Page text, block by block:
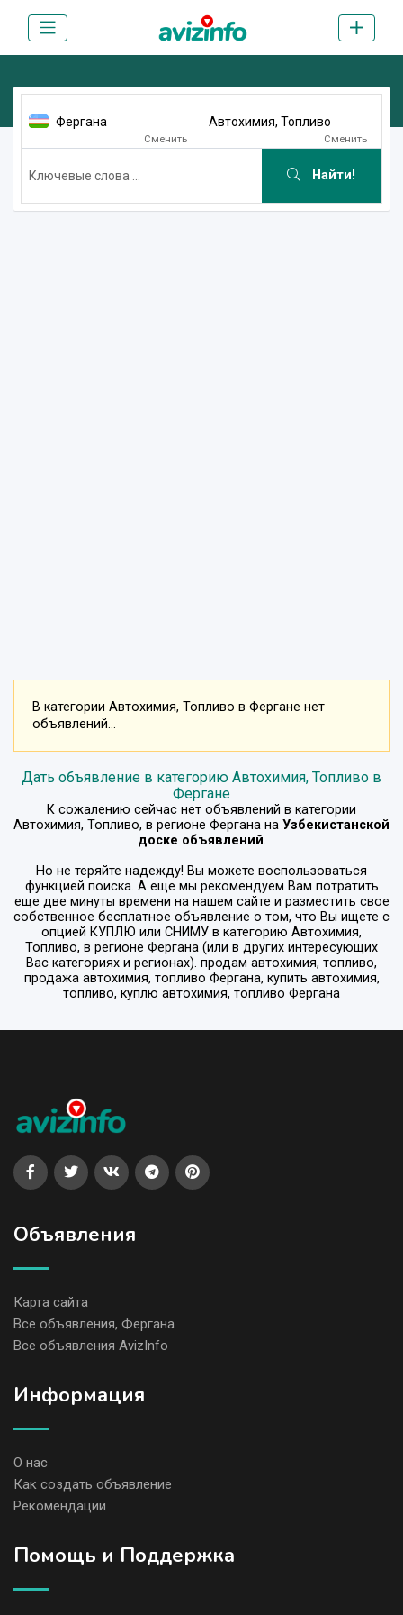
Фергана
Сменить
Автохимия, Топливо
Сменить
Найти!
В категории Автохимия, Топливо в Фергане нет
объявлений...
Дать объявление в категорию Автохимия, Топливо в
Фергане
К сожалению сейчас нет объявлений в категории
Автохимия, Топливо, в регионе Фергана на Узбекистанской
доске объявлений.
Но не теряйте надежду! Вы можете воспользоваться
функцией поиска. А еще мы рекомендуем Вам потратить
еще две минуты времени на нашем сайте и разместить свое
собственное бесплатное объявление о том, что Вы ищете с
опцией КУПЛЮ или СНИМУ в категорию Автохимия,
Топливо, в регионе Фергана (или в других интересующих
Вас категориях и регионах). продам автохимия, топливо,
продажа автохимия, топливо Фергана, купить автохимия,
топливо, куплю автохимия, топливо Фергана
Объявления
Карта сайта
Все объявления, Фергана
Все объявления AvizInfo
Информация
О нас
Как создать объявление
Рекомендации
Помощь и Поддержка